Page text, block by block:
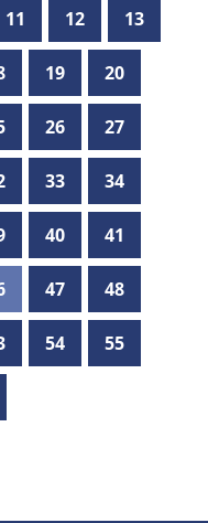
11 12 13
19 20
26 27
33 34
40 41
47 48
54 55